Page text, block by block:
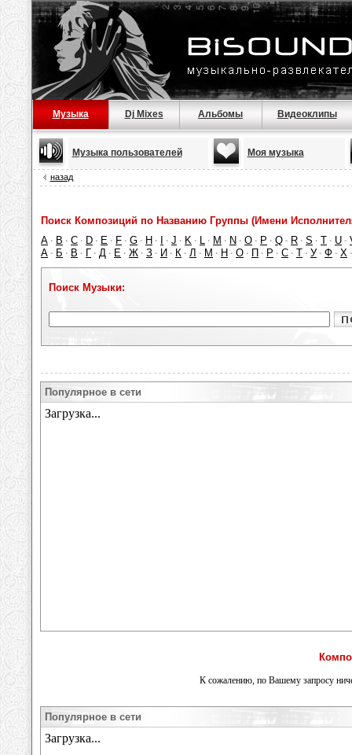
Музыка Dj Mixes Альбомы Видеоклипы
Музыка пользователей Моя музыка
назад
Поиск Композиций по Названию Группы (Имени
A · B · C · D · E · F · G · H · · J · K · L · M · N · O · P · Q · R · S · T · U ·
А · Б · В · Г · Д · Е · Ж · З · И · К · Л · М · Н · О · П · Р · С · Т · У · Ф · Х
Поиск Музыки:
Популярное в сети
К сожалению, по Вашему запросу
Популярное в сети